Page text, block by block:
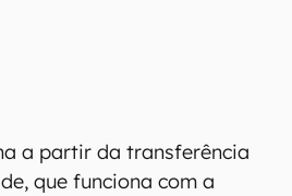
a partir da transferência
que funciona com a